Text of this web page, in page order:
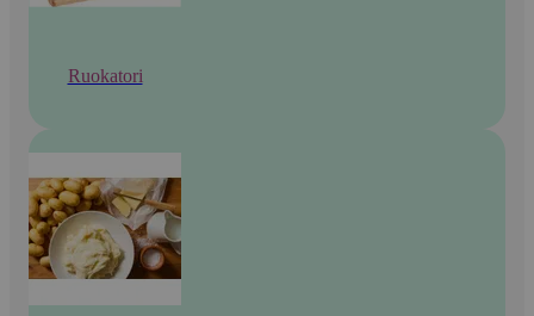
Ruokatori